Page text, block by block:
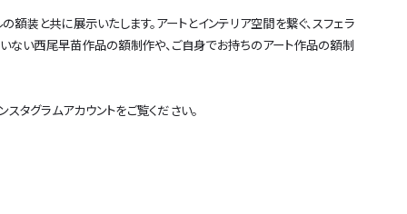
装と共に展示いたします。アートとインテリア空間を繋ぐ、スフェラ
ない西尾早苗作品の額制作や、ご自身でお持ちのアート作品の額制
タグラムアカウントをご覧ください。